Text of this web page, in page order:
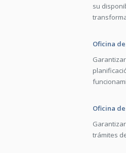
su
Oficina
Oficina
trámites